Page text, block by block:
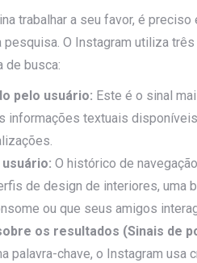
trabalhar a seu favor, é
O Instagram utiliza
de busca:
pelo usuário: Este é o sinal
informações textuais
O histórico de
de design de interiores, uma
ou que seus amigos
os resultados (Sinais de
palavra-chave, o Instagram